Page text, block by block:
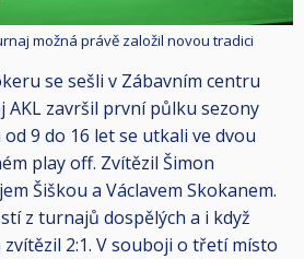
možná právě založil novou tradici
se sešli v Zábavním centru
AKL završil první půlku sezony
9 do 16 let se utkali ve dvou
play off. Zvítězil Šimon
Šiškou a Václavem Skokanem.
z turnajů dospělých a i když
2:1. V souboji o třetí místo